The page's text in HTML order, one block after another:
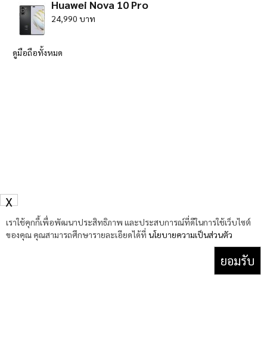
Huawei Nova 10 Pro
24,990 บาท
ดูมือถือทั้งหมด
เราใช้คุกกี้เพื่อพัฒนาประสิทธิภาพ และประสบการณ์ที่ดีในการใช้เว็บไซต์
ของคุณ คุณสามารถศึกษารายละเอียดได้ที่ นโยบายความเป็นส่วนตัว
ยอมรับ
X